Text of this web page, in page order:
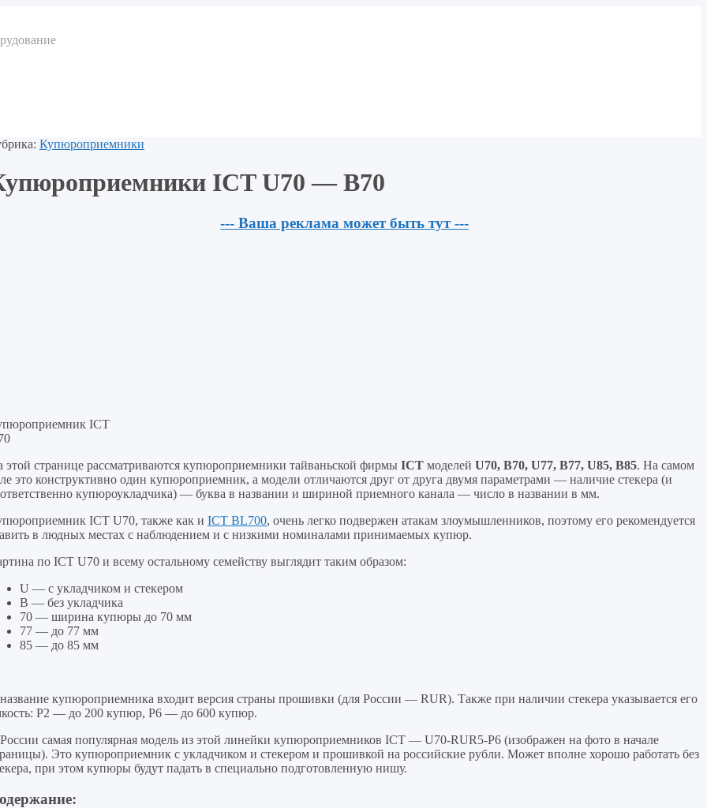
Купюроприемники
ICT U70 — B70
--- Ваша реклама может быть тут ---
ICT
этой странице рассматриваются купюроприемники тайваньской фирмы ICTмоделей U70, B70, U77, B77, U85, B85. На самом
это конструктивно один купюроприемник, а модели отличаются друг от друга двумя параметрами — наличие стекера (и
купюроукладчика) — буква в названии и шириной приемного канала — число в названии в мм.
ICT U70, также как и ICT BL700, очень легко подвержен атакам злоумышленников, поэтому его рекомендуется
в людных местах с наблюдением и с низкими номиналами принимаемых купюр.
по ICT U70 и всему остальному семейству выглядит таким образом:
U — с укладчиком и стекером
B — без укладчика
70 — ширина купюры до 70 мм
77 — до 77 мм
85 — до 85 мм
купюроприемника входит версия страны прошивки (для России — RUR). Также при наличии стекера указывается его
P2 — до 200 купюр, P6 — до 600 купюр.
самая популярная модель из этой линейки купюроприемников ICT — U70-RUR5-P6 (изображен на фото в начале
Это купюроприемник с укладчиком и стекером и прошивкой на российские рубли. Может вполне хорошо работать без
при этом купюры будут падать в специально подготовленную нишу.